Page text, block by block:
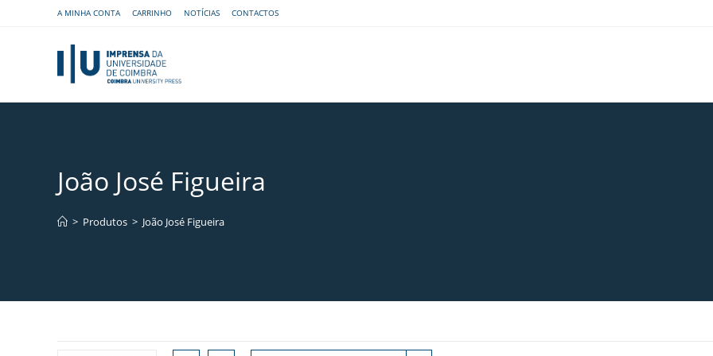
A MINHA CONTA CARRINHO NOTÍCIAS CONTACTOS
João José Figueira
> Produtos > João José Figueira